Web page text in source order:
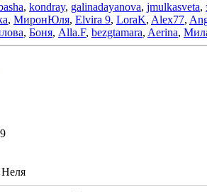
, kondray, galinadayanova, jmulkasveta,
, МиронЮля, Elvira 9, LoraK, Alex77,
, Боня, Alla.F, bezgtamara, Aerina,